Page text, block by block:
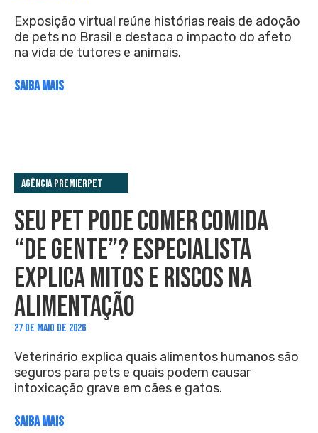
Exposição virtual reúne histórias reais de adoção
de pets no Brasil e destaca o impacto do afeto
na vida de tutores e animais.
SAIBA MAIS
Agência PremieRpet
SEU PET PODE COMER COMIDA
“DE GENTE”? ESPECIALISTA
EXPLICA MITOS E RISCOS NA
ALIMENTAÇÃO
27 DE MAIO DE 2026
Veterinário explica quais alimentos humanos são
seguros para pets e quais podem causar
intoxicação grave em cães e gatos.
SAIBA MAIS